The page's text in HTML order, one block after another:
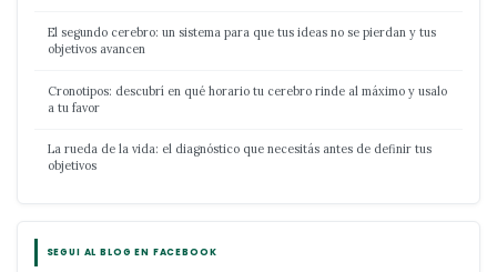
El segundo cerebro: un sistema para que tus ideas no se pierdan y tus
objetivos avancen
Cronotipos: descubrí en qué horario tu cerebro rinde al máximo y usalo
a tu favor
La rueda de la vida: el diagnóstico que necesitás antes de definir tus
objetivos
SEGUI AL BLOG EN FACEBOOK